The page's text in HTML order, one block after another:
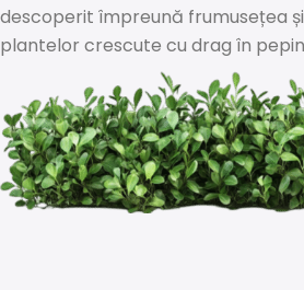
descoperit împreună frumusețea
plantelor crescute cu drag în